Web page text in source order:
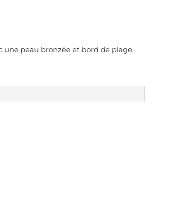
une peau bronzée et bord de plage.